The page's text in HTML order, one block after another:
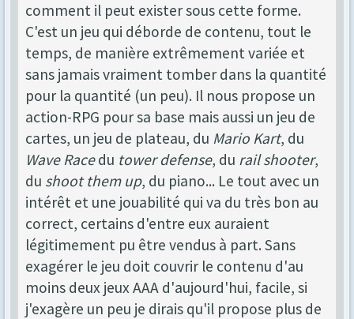
comment il peut exister sous cette forme.
C'est un jeu qui déborde de contenu, tout le
temps, de manière extrêmement variée et
sans jamais vraiment tomber dans la quantité
pour la quantité (un peu). Il nous propose un
action-RPG pour sa base mais aussi un jeu de
cartes, un jeu de plateau, du Mario Kart, du
Wave Racedu tower defense, du rail shooter,
du shoot them up, du piano... Le tout avec un
intérêt et une jouabilité qui va du très bon au
correct, certains d'entre eux auraient
légitimement pu être vendus à part. Sans
exagérer le jeu doit couvrir le contenu d'au
moins deux jeux AAA d'aujourd'hui, facile, si
j'exagère un peu je dirais qu'il propose plus de